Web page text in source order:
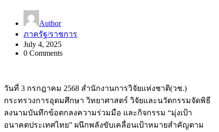
Author
ภาครัฐ/ราชการ
July 4, 2025
0 Comments
วันที่ 3 กรกฎาคม 2568 สำนักงานการวิจัยแห่งชาติ(วช.)
กระทรวงการอุดมศึกษา วิทยาศาสตร์ วิจัยและนวัตกรรมจัดพิธี
ลงนามบันทึกข้อตกลงความร่วมมือ และกิจกรรม “มุ่งเป้า
อนาคตประเทศไทย” ผนึกพลังขับเคลื่อนเป้าหมายสำคัญตาม